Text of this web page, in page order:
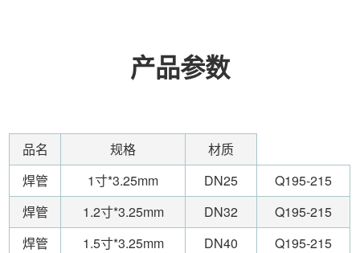
产品参数
品名 规格
材质
焊管
1寸*3.25mm DN25
Q195-215
焊管
1.2寸*3.25mm DN32
Q195-215
焊管
1.5寸*3.25mm DN40
Q195-215